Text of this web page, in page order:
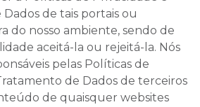
de tais portais ou
do nosso ambiente, sendo de
aceitá-la ou rejeitá-la. Nós
pelas Políticas de
de Dados de terceiros
de quaisquer websites